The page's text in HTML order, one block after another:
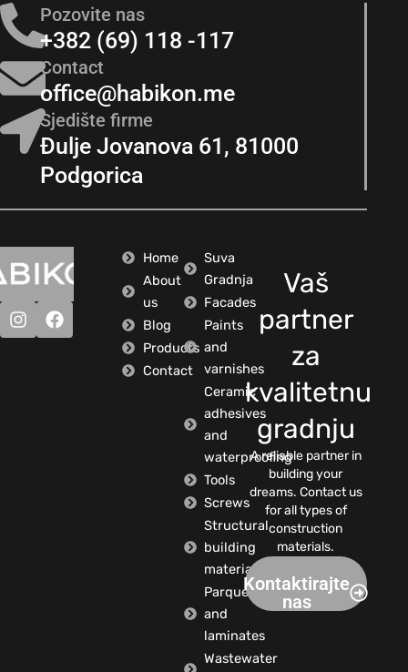
Pozovite nas
+382 (69) 118 -117
Contact
office@habikon.me
Sjedište firme
Đulje Jovanova 61, 81000
Podgorica
Home
About
us
Blog
Products
Contact
Suva
Gradnja
Facades
Paints
and
varnishes
Ceramic
adhesives
and
waterproofing
Tools
Screws
Structural
building
materials
Parquets
and
laminates
Wastewater
Vaš
partner
za
kvalitetnu
gradnju
A reliable partner in
building your
dreams. Contact us
for all types of
construction
materials.
Kontaktirajte
nas